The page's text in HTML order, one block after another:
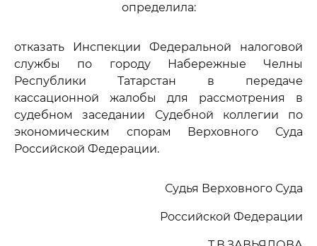
определила:
отказать Инспекции Федеральной налоговой
службы по городу Набережные Челны
Республики Татарстан в передаче
кассационной жалобы для рассмотрения в
судебном заседании Судебной коллегии по
экономическим спорам Верховного Суда
Российской Федерации.
Судья Верховного Суда
Российской Федерации